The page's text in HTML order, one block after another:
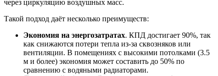
через циркуляцию воздушных масс.
Такой подход даёт несколько преимуществ:
Экономия на энергозатратах. КПД достигает 90%, так
как снижаются потери тепла из-за сквозняков или
вентиляции. В помещениях с высокими потолками (3.5
м и более) экономия может составить до 50% по
сравнению с водяными радиаторами.